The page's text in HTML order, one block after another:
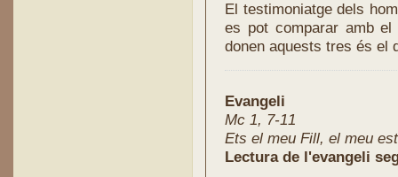
El testimoniatge dels
es pot comparar amb
donen aquests tres és el
Evangeli
Mc 1, 7-11
Ets el meu Fill, el meu
Lectura de l'evangeli